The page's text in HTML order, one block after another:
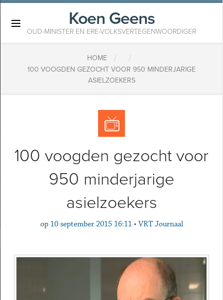
Koen Geens
OUD-MINISTER EN ERE-VOLKSVERTEGENWOORDIGER
HOME / /
100 VOOGDEN GEZOCHT VOOR 950 MINDERJARIGE
ASIELZOEKERS
100 voogden gezocht voor
950 minderjarige
asielzoekers
op 10 september 2015 16:11 • VRT Journaal